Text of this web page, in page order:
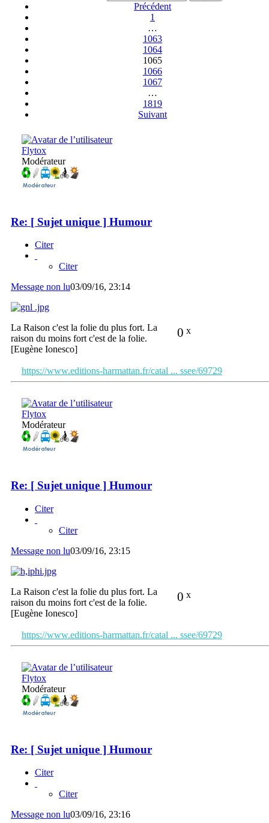
Précédent
1
…
1063
1064
1065
1066
1067
…
1819
Suivant
Flytox
Modérateur
Re: [ Sujet unique ] Humour
Citer
Citer
Message non lu03/09/16, 23:14
0 x
La Raison c'est la folie du plus fort. La
raison du moins fort c'est de la folie.
[Eugène Ionesco]
https://www.editions-harmattan.fr/catal ... ssee/69729
Flytox
Modérateur
Re: [ Sujet unique ] Humour
Citer
Citer
Message non lu03/09/16, 23:15
0 x
La Raison c'est la folie du plus fort. La
raison du moins fort c'est de la folie.
[Eugène Ionesco]
https://www.editions-harmattan.fr/catal ... ssee/69729
Flytox
Modérateur
Re: [ Sujet unique ] Humour
Citer
Citer
Message non lu03/09/16, 23:16